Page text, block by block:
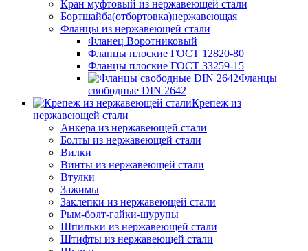
Кран муфтовый из нержавеющей стали
Бортшайба(отбортовка)нержавеющая
Фланцы из нержавеющей стали
Фланец Воротниковый
Фланцы плоские ГОСТ 12820-80
Фланцы плоские ГОСТ 33259-15
Фланцы
свободные DIN 2642
Крепеж из
нержавеющей стали
Анкера из нержавеющей стали
Болты из нержавеющей стали
Вилки
Винты из нержавеющей стали
Втулки
Зажимы
Заклепки из нержавеющей стали
Рым-болт-гайки-шурупы
Шпильки из нержавеющей стали
Штифты из нержавеющей стали